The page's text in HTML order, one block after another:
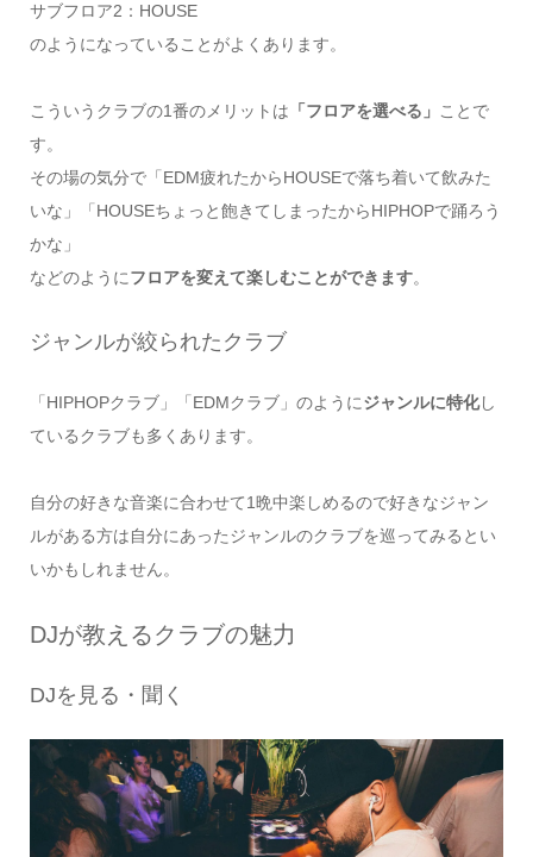
サブフロア2：HOUSE
のようになっていることがよくあります。
こういうクラブの1番のメリットは 「フロアを選べる」 ことで
す。
その場の気分で「EDM疲れたからHOUSEで落ち着いて飲みた
いな」「HOUSEちょっと飽きてしまったからHIPHOPで踊ろう
かな」
などのようにフロアを変えて楽しむことができます。
ジャンルが絞られたクラブ
「HIPHOPクラブ」「EDMクラブ」のようにジャンルに特化し
ているクラブも多くあります。
自分の好きな音楽に合わせて1晩中楽しめるので好きなジャン
ルがある方は自分にあったジャンルのクラブを巡ってみるとい
いかもしれません。
DJが教えるクラブの魅力
DJを見る・聞く